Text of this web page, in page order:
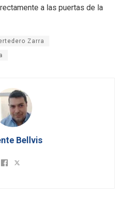
a las puertas de la
Zarra
Bellvis